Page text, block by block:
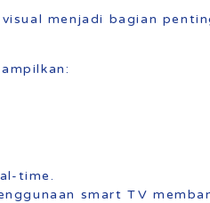
menjadi bagian
time.
smart TV